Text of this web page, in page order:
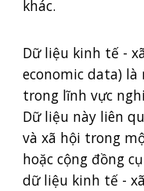
khác.
Dữ liệu kinh tế -
economic data)
trong lĩnh vực
Dữ liệu này liên
và xã hội trong
hoặc cộng đồng
dữ liệu kinh tế -